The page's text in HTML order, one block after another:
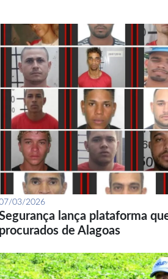
03/2026
lança plataforma
procurados de Alagoas